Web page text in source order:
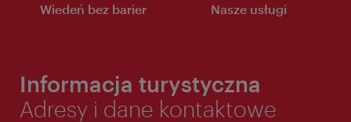
Wiedeń bez barier Nasze usługi
Informacja turystyczna
Adresy i dane kontaktowe